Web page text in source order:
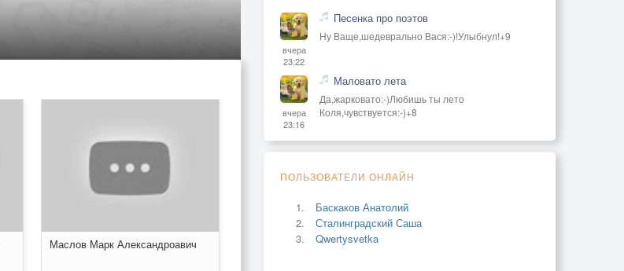
Маслов Марк Александроавич
вчера
23:22
Песенка про поэтов
Ну Ваще,шедеврально Вася:-)!Улыбнул!+9
вчера
23:16
Маловато лета
Да,жарковато:-)Любишь ты лето
Коля,чувствуется:-)+8
ПОЛЬЗОВАТЕЛИ ОНЛАЙН
Баскаков Анатолий
Сталинградский Саша
Qwertysvetka